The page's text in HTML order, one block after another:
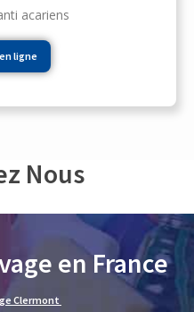
acariens
ligne
Nous
en France
Clermont